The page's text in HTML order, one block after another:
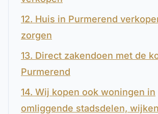
12. Huis in Purmerend
zorgen
13. Direct zakendoen met de
Purmerend
14. Wij kopen ook woningen in
omliggende stadsdelen,